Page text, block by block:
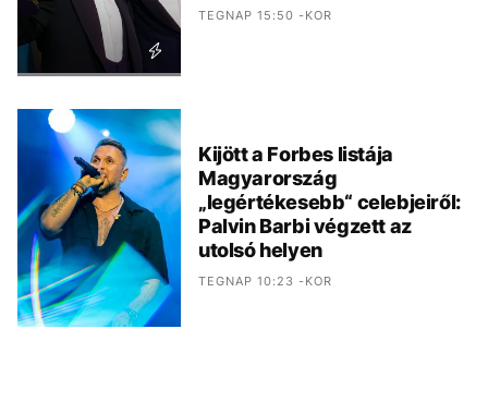
TEGNAP 15:50 -KOR
Kijött a Forbes listája
Magyarország
„legértékesebb“ celebjeiről:
Palvin Barbi végzett az
utolsó helyen
TEGNAP 10:23 -KOR